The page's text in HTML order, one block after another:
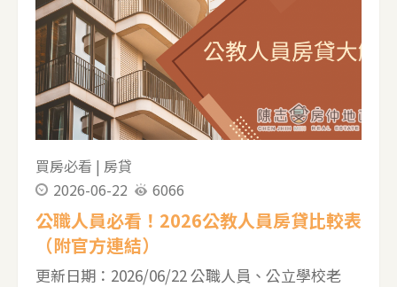
買房必看 | 房貸
2026-06-22
6066
公職人員必看！2026公教人員房貸比較表
（附官方連結）
更新日期：2026/06/22 公職人員、公立學校老